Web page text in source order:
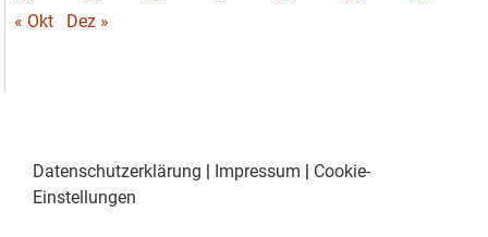
« Okt
Dez »
Datenschutzerklärung | Impressum | Cookie-
Einstellungen